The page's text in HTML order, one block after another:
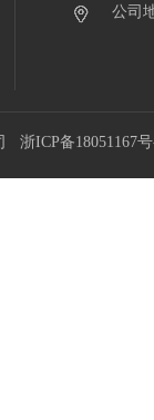
公司
浙ICP备18051167